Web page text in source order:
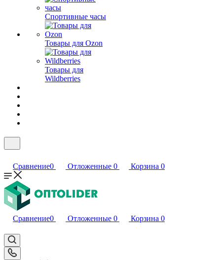
Спортивные часы
Товары для Ozon
Товары для
Wildberries
Сравнение0 Отложенные 0 Корзина 0
Сравнение0 Отложенные 0 Корзина 0